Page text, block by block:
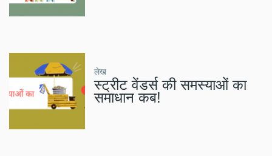
लेख
स्ट्रीट वेंडर्स की समस्याओं का
समाधान कब!